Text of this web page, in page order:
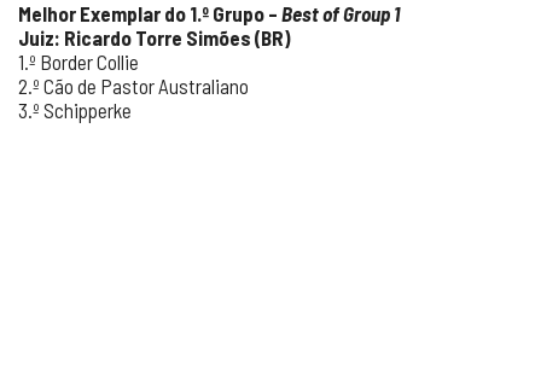
Melhor Exemplar do 1.º Grupo – Best of Group 1
Juiz: Ricardo Torre Simões (BR)
1.º Border Collie
2.º Cão de Pastor Australiano
3.º Schipperke